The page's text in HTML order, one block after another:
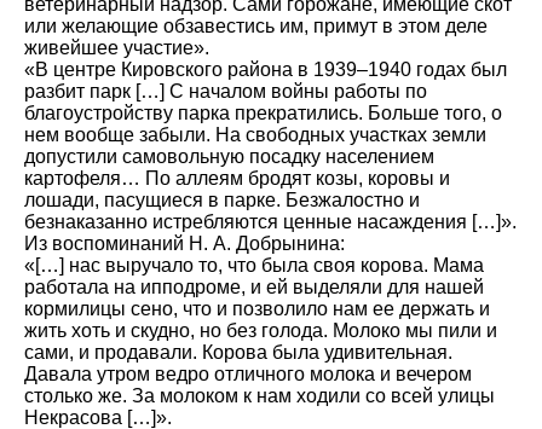
ветеринарный надзор. Сами горожане, имеющие скот
или желающие обзавестись им, примут в этом деле
живейшее участие».
«В центре Кировского района в 1939–1940 годах был
разбит парк […] С началом войны работы по
благоустройству парка прекратились. Больше того, о
нем вообще забыли. На свободных участках земли
допустили самовольную посадку населением
картофеля… По аллеям бродят козы, коровы и
лошади, пасущиеся в парке. Безжалостно и
безнаказанно истребляются ценные насаждения […]».
Из воспоминаний Н. А. Добрынина:
«[…] нас выручало то, что была своя корова. Мама
работала на ипподроме, и ей выделяли для нашей
кормилицы сено, что и позволило нам ее держать и
жить хоть и скудно, но без голода. Молоко мы пили и
сами, и продавали. Корова была удивительная.
Давала утром ведро отличного молока и вечером
столько же. За молоком к нам ходили со всей улицы
Некрасова […]».